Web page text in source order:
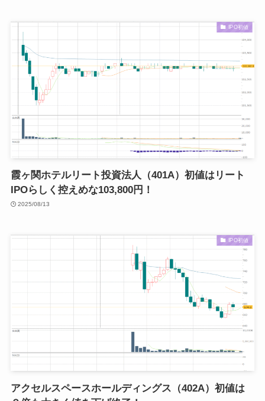
IPO初値
霞ヶ関ホテルリート投資法人（401A）初値はリート
IPOらしく控えめな103,800円！
2025/08/13
IPO初値
アクセルスペースホールディングス（402A）初値は